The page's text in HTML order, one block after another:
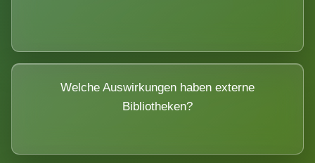
Welche Auswirkungen haben externe
Bibliotheken?